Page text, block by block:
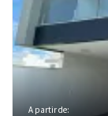
A partir de: